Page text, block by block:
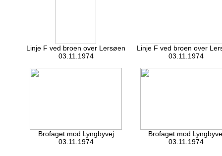
Linje F ved broen over Lersøen
03.11.1974
Linje F ved broen over
03.11.1974
Brofaget mod Lyngbyvej
03.11.1974
Brofaget mod
03.11.1974